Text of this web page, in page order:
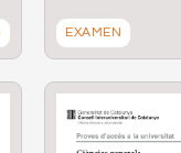
EXAMEN